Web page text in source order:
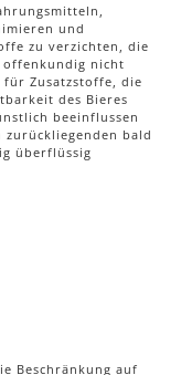
und
zu verzichten, die
nicht
Zusatzstoffe, die
des Bieres
beeinflussen
bald
überflüssig
Beschränkung auf